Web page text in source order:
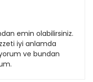
emin olabilirsiniz.
iyi anlamda
ve bundan